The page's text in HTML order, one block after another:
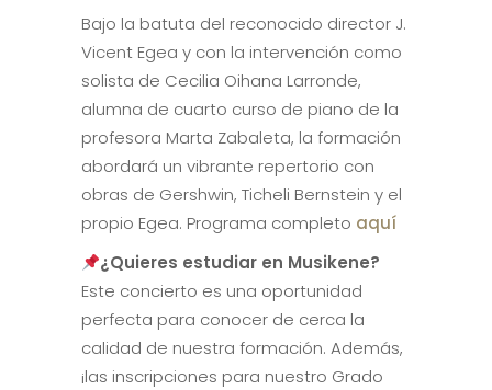
Bajo la batuta del reconocido director J.
Vicent Egea y con la intervención como
solista de Cecilia Oihana Larronde,
alumna de cuarto curso de piano de la
profesora Marta Zabaleta, la formación
abordará un vibrante repertorio con
obras de Gershwin, Ticheli Bernstein y el
propio Egea. Programa completo aquí
¿Quieres estudiar en Musikene?
Este concierto es una oportunidad
perfecta para conocer de cerca la
calidad de nuestra formación. Además,
¡las inscripciones para nuestro Grado